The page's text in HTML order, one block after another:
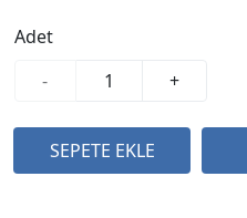
Adet
-
+